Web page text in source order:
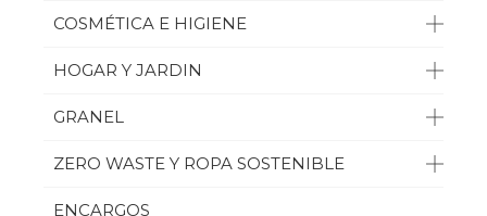
COSMÉTICA E HIGIENE
HOGAR Y JARDIN
GRANEL
ZERO WASTE Y ROPA SOSTENIBLE
ENCARGOS